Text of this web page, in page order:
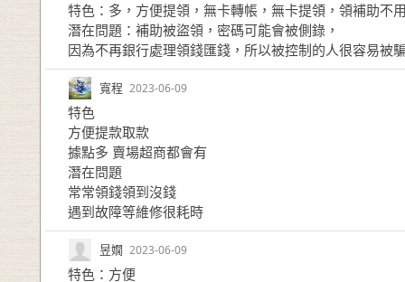
特色：多，方便提領，無卡轉帳，無卡提領，領補助不
潛在問題：補助被盜領，密碼可能會被側錄，
因為不再銀行處理領錢匯錢，所以被控制的人很容易被
寬程 2023-06-09
特色
方便提款取款
據點多 賣場超商都會有
潛在問題
常常領錢領到沒錢
遇到故障等維修很耗時
昱嫺 2023-06-09
特色：方便